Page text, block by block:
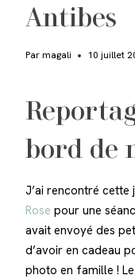
Antibes
Parmagali 10 juillet
bord de
J’ai rencontré
Rose pour une
avait envoyé des
d’avoir en cadeau
photo en famille !